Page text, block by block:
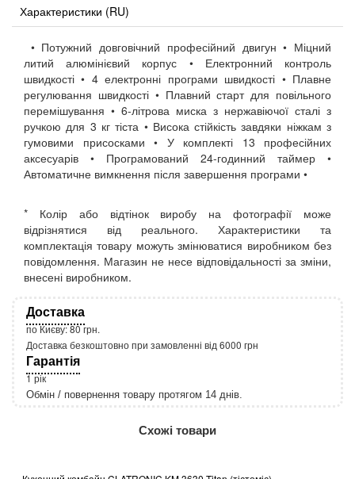
Характеристики (RU)
• Потужний довговічний професійний двигун • Міцний
литий алюмінієвий корпус • Електронний контроль
швидкості • 4 електронні програми швидкості • Плавне
регулювання швидкості • Плавний старт для повільного
перемішування • 6-літрова миска з нержавіючої сталі з
ручкою для 3 кг тіста • Висока стійкість завдяки ніжкам з
гумовими присосками • У комплекті 13 професійних
аксесуарів • Програмований 24-годинний таймер •
Автоматичне вимкнення після завершення програми •
* Колір або відтінок виробу на фотографії може
відрізнятися від реального. Характеристики та
комплектація товару можуть змінюватися виробником без
повідомлення. Магазин не несе відповідальності за зміни,
внесені виробником.
Доставка
по Києву: 80 грн.
Доставка безкоштовно при замовленні від 6000 грн
Гарантія
1 рік
Обмін / повернення товару протягом 14 днів.
Схожі товари